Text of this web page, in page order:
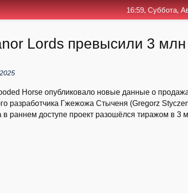
Lords превысили 3 млн
Horse опубликовало новые данные о
разработчика Гжежожа Стыченя (Gregorz
раннем доступе проект разошёлся тиражом в 3
16:59, Суббота,